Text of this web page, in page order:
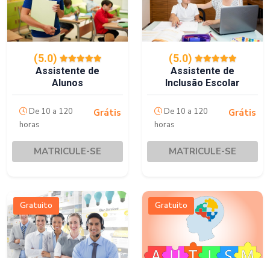
(5.0)
Assistente de
Alunos
De 10 a 120
horas
Grátis
MATRICULE-SE
(5.0)
Assistente de
Inclusão Escolar
De 10 a 120
horas
Grátis
MATRICULE-SE
Gratuito Gratuito